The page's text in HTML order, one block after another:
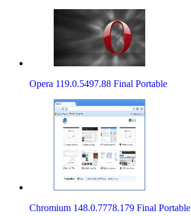
Opera 119.0.5497.88 Final Portable
Chromium 148.0.7778.179 Final Portable